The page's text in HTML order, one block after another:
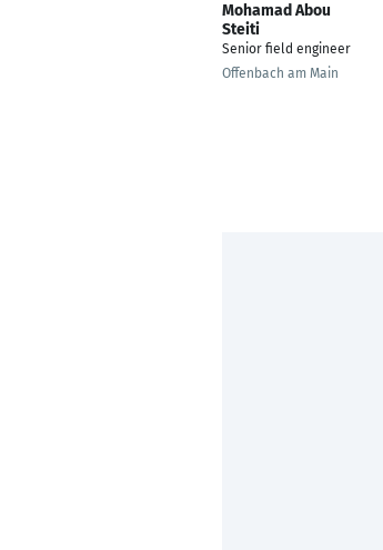
Mohamad Abou
Steiti
Senior field engineer
Offenbach am Main